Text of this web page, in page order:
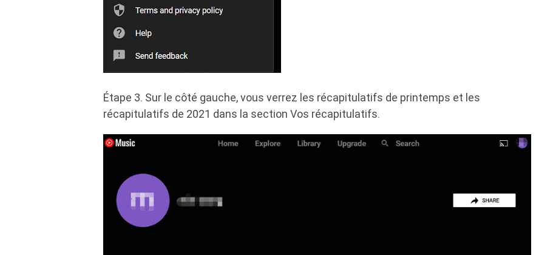
Étape 3. Sur le côté gauche, vous verrez les récapitulatifs de printemps et les
récapitulatifs de 2021 dans la section Vos récapitulatifs.